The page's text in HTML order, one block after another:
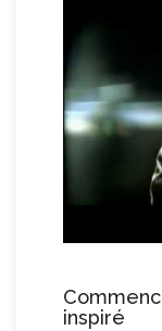
inspiré